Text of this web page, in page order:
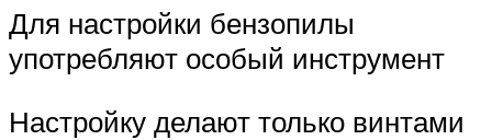
Для настройки бензопилы
употребляют особый инструмент
Настройку делают только винтами